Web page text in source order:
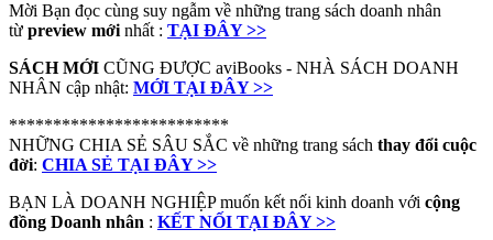
Mời Bạn đọc cùng suy ngẫm về những trang sách doanh nhân
từ preview mới nhất : TẠI ĐÂY >>
SÁCH MỚI CŨNG ĐƯỢC aviBooks - NHÀ SÁCH DOANH
NHÂN cập nhật: MỚI TẠI ĐÂY >>
*************************
NHỮNG CHIA SẺ SÂU SẮC về những trang sách thay đổi cuộc
đời: CHIA SẺ TẠI ĐÂY >>
BẠN LÀ DOANH NGHIỆP muốn kết nối kinh doanh với cộng
đồng Doanh nhân : KẾT NỐI TẠI ĐÂY >>